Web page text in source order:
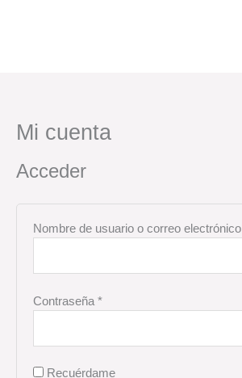
Mi cuenta
Acceder
Nombre de usuario o correo electrónico
Contraseña *
Obligatorio
Recuérdame